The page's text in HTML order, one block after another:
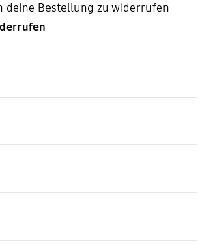
deine Bestellung zu widerrufen